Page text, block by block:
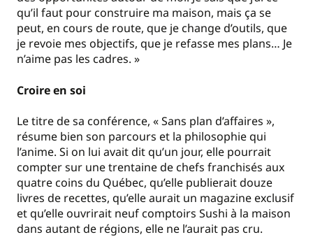
qu’il faut pour construire ma maison, mais ça se
peut, en cours de route, que je change d’outils, que
je revoie mes objectifs, que je refasse mes plans… Je
n’aime pas les cadres. »
Croire en soi
Le titre de sa conférence, « Sans plan d’affaires »,
résume bien son parcours et la philosophie qui
l’anime. Si on lui avait dit qu’un jour, elle pourrait
compter sur une trentaine de chefs franchisés aux
quatre coins du Québec, qu’elle publierait douze
livres de recettes, qu’elle aurait un magazine exclusif
et qu’elle ouvrirait neuf comptoirs Sushi à la maison
dans autant de régions, elle ne l’aurait pas cru.